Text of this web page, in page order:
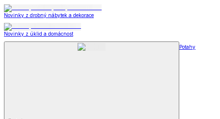
Novinky z drobný nábytek a dekorace
Novinky z úklid a domácnost
Potahy